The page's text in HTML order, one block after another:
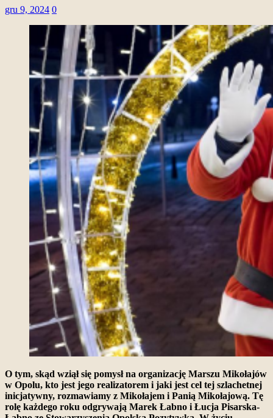
gru 9, 2024 0
O tym, skąd wziął się pomysł na organizację Marszu Mikołajów
w Opolu, kto jest jego realizatorem i jaki jest cel tej szlachetnej
inicjatywny, rozmawiamy z Mikołajem i Panią Mikołajową. Tę
rolę każdego roku odgrywają Marek Łabno i Łucja Pisarska-